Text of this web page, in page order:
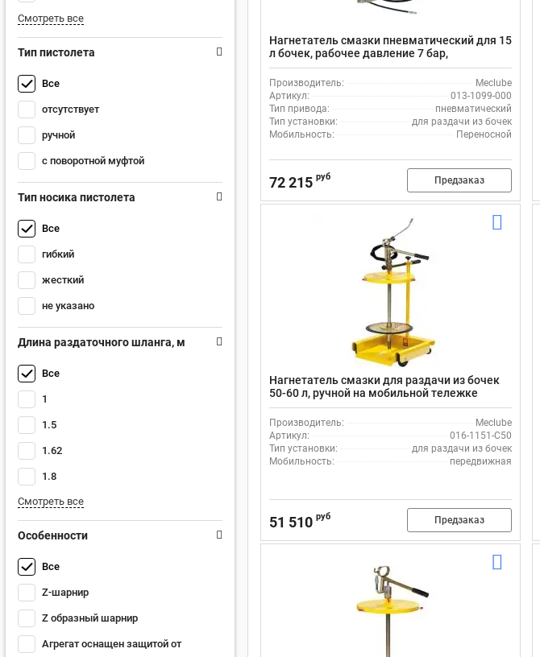
Смотреть все
Тип пистолета
Все
отсутствует
ручной
с поворотной муфтой
Тип носика пистолета
Все
гибкий
жесткий
не указано
Длина раздаточного шланга, м
Все
1
1.5
1.62
1.8
Смотреть все
Особенности
Все
Z-шарнир
Z образный шарнир
Агрегат оснащен защитой от
Нагнетатель смазки пневматический для 15
л бочек, рабочее давление 7 бар,
коэффициент сжатия 60:1 Meclube 013-1099-
000
Производитель:
Meclube
Артикул:
013-1099-000
Тип привода:
пневматический
Тип установки:
для раздачи из бочек
Мобильность:
Переносной
72 215 руб Предзаказ
Нагнетатель смазки для раздачи из бочек
50-60 л, ручной на мобильной тележке
Meclube 016-1151-C50
Производитель:
Meclube
Артикул:
016-1151-C50
Тип установки:
для раздачи из бочек
Мобильность:
передвижная
51 510 руб Предзаказ